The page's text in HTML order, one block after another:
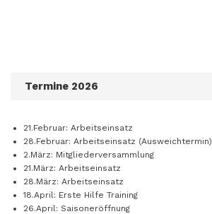
Termine 2026
21.Februar: Arbeitseinsatz
28.Februar: Arbeitseinsatz (Ausweichtermin)
2.März: Mitgliederversammlung
21.März: Arbeitseinsatz
28.März: Arbeitseinsatz
18.April: Erste Hilfe Training
26.April: Saisoneröffnung